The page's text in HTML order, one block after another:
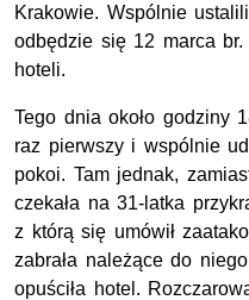
Krakowie. Wspólnie
odbędzie się 12 marca br.
hoteli.
Tego dnia około godziny
raz pierwszy i wspólnie
pokoi. Tam jednak,
czekała na 31-latka
z którą się umówił
zabrała należące do
opuściła hotel.